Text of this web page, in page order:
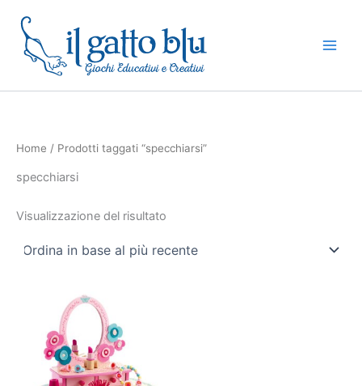
contenuto
Home / Prodotti taggati “specchiarsi”
specchiarsi
Visualizzazione del risultato